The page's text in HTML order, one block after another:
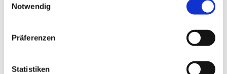
Notwendig
Präferenzen
Statistiken